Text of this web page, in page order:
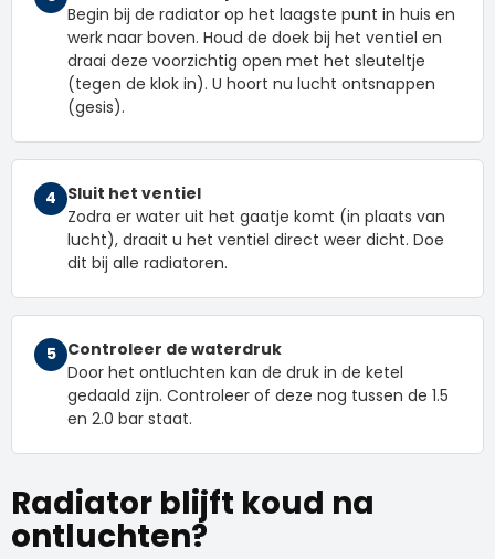
Begin bij de radiator op het laagste punt in huis en
werk naar boven. Houd de doek bij het ventiel en
draai deze voorzichtig open met het sleuteltje
(tegen de klok in). U hoort nu lucht ontsnappen
(gesis).
4 Sluit het ventiel
Zodra er water uit het gaatje komt (in plaats van
lucht), draait u het ventiel direct weer dicht. Doe
dit bij alle radiatoren.
5 Controleer de waterdruk
Door het ontluchten kan de druk in de ketel
gedaald zijn. Controleer of deze nog tussen de 1.5
en 2.0 bar staat.
Radiator blijft koud na
ontluchten?